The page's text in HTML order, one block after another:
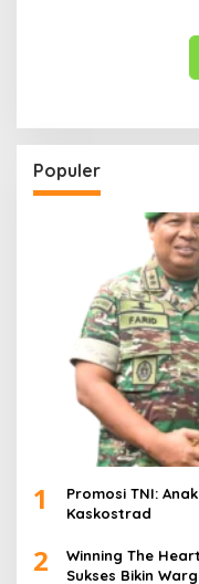
Populer
1
Promosi TNI:
Kaskostrad
2
Winning The
Sukses Bikin